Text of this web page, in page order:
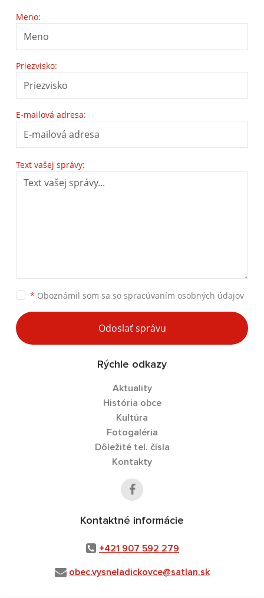
Meno:
Priezvisko:
E-mailová adresa:
Text vašej správy:
* Oboznámil som sa so spracúvaním osobných údajov
Odoslať správu
Rýchle odkazy
Aktuality
História obce
Kultúra
Fotogaléria
Dôležité tel. čísla
Kontakty
Kontaktné informácie
+421 907 592 279
obec.vysneladickovce@satlan.sk